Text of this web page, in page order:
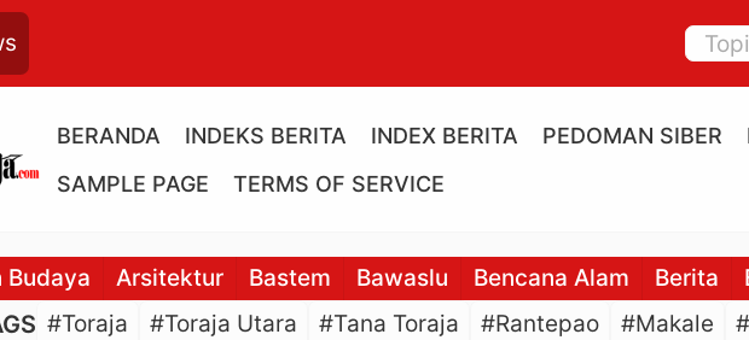
BERANDA INDEKS BERITA INDEX BERITA PEDOMAN SIBER
SAMPLE PAGE
TERMS OF SERVICE
Budaya Arsitektur Bastem Bawaslu Bencana Alam Berita
#Toraja #Toraja Utara #Tana Toraja #Rantepao #Makale